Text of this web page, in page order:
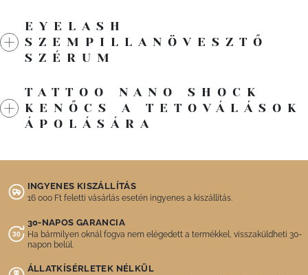
EYELASH
SZEMPILLANÖVESZTŐ
SZÉRUM
TATTOO NANO SHOCK
KENŐCS A TETOVÁLÁSOK
ÁPOLÁSÁRA
INGYENES KISZÁLLÍTÁS
16 000 Ft feletti vásárlás esetén ingyenes a kiszállítás.
30-NAPOS GARANCIA
Ha bármilyen oknál fogva nem elégedett a termékkel, visszaküldheti 30-
napon belül.
ÁLLATKÍSÉRLETEK NÉLKÜL